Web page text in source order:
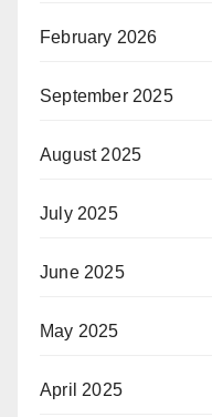
February 2026
September 2025
August 2025
July 2025
June 2025
May 2025
April 2025